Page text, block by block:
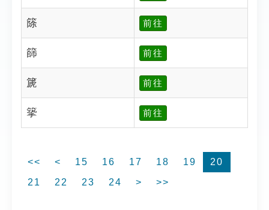
篨 前往
篩 前往
篪 前往
篫 前往
<< < 15 16 17 18 19
20
21
22 23 24 > >>